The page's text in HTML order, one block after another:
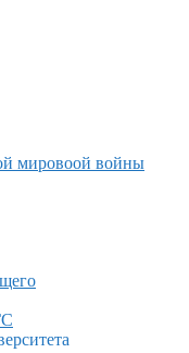
мировоой войны